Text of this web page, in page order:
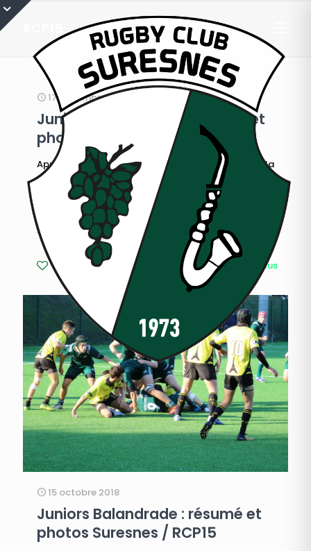
17 décembre 2018
Juniors Balandrade : Résumé et
photos de RCP15 / Suresnes
Après la superbe victoire chez les pucistes lors de la
dernière journée de la phase aller, les verts et noirs
se déplaçaient chez leur voisin du RCP 15. Déjà
vainqueur en début d'année malgré une partie très
poussive, les juniors se devaient de battre le club du
XVème avec la manière.
39 En savoir plus
15 octobre 2018
Juniors Balandrade : résumé et
photos Suresnes / RCP15